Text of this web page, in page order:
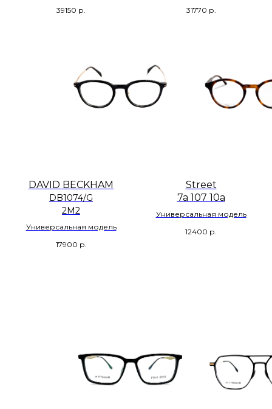
39150 р.
31770 р.
DAVID BECKHAM
DB1074/G
2M2
Универсальная модель
17900 р.
Street
7a 107 10a
Универсальная модель
12400 р.